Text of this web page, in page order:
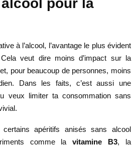
à l’alcool, l’avantage le plus évident
Cela veut dire moins d’impact sur la
pour beaucoup de personnes, moins
Dans les faits, c’est aussi une
veux limiter ta consommation sans
apéritifs anisés sans alcool
comme lavitamine B3, la